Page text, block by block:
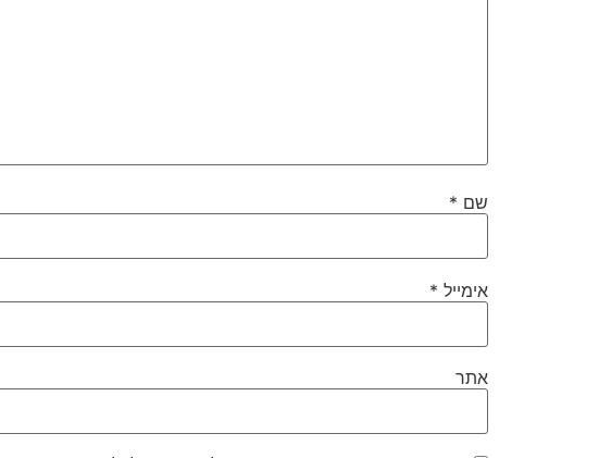
שם *
אימייל *
אתר